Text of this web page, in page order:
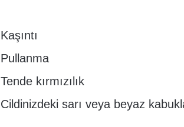
Kaşıntı
Pullanma
Tende kırmızılık
Cildinizdeki sarı veya beyaz